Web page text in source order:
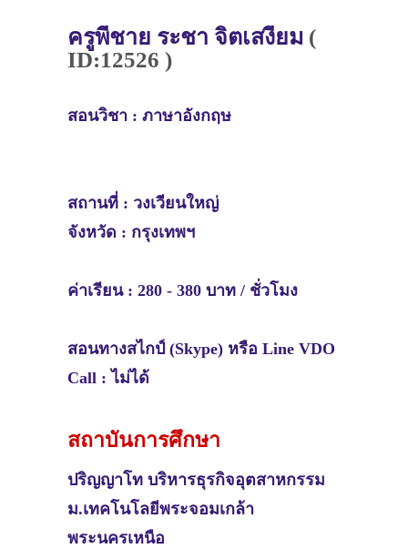
ครูพี่ชาย ระชา จิตเสงี่ยม (
ID:12526 )
สอนวิชา : ภาษาอังกฤษ
สถานที่ : วงเวียนใหญ่
จังหวัด : กรุงเทพฯ
ค่าเรียน : 280 - 380 บาท / ชั่วโมง
สอนทางสไกป์ (Skype) หรือ Line VDO
Call : ไม่ได้
สถาบันการศึกษา
ปริญญาโท บริหารธุรกิจอุตสาหกรรม
ม.เทคโนโลยีพระจอมเกล้า
พระนครเหนือ